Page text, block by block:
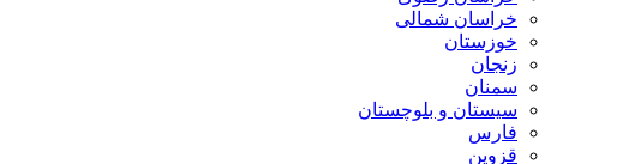
خراسان شمالی
خوزستان
زنجان
سمنان
سیستان و بلوچستان
فارس
قزوین